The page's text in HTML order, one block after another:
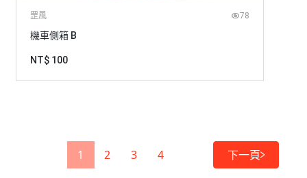
罡風 78
機車側箱 B
NT$ 100
1 2 3 4 下一頁